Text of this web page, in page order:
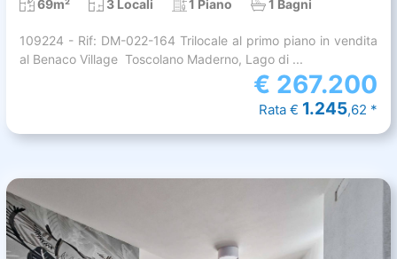
69m² 3 Locali 1 Piano 1 Bagni
109224 - Rif: DM-022-164 Trilocale al primo piano in vendita
al Benaco Village  Toscolano Maderno, Lago di ...
€ 267.200
Rata € 1.245,62 *